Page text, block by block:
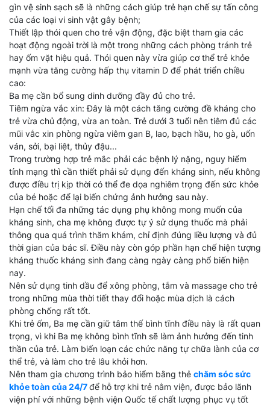
gìn vệ sinh sạch sẽ là những cách giúp trẻ hạn chế sự tấn công
của các loại vi sinh vật gây bệnh;
Thiết lập thói quen cho trẻ vận động, đặc biệt tham gia các
hoạt động ngoài trời là một trong những cách phòng tránh trẻ
hay ốm vặt hiệu quả. Thói quen này vừa giúp cơ thể trẻ khỏe
mạnh vừa tăng cường hấp thụ vitamin D để phát triển chiều
cao:
Ba mẹ cần bổ sung dinh dưỡng đầy đủ cho trẻ.
Tiêm ngừa vắc xin: Đây là một cách tăng cường đề kháng cho
trẻ vừa chủ động, vừa an toàn. Trẻ dưới 3 tuổi nên tiêm đủ các
mũi vắc xin phòng ngừa viêm gan B, lao, bạch hầu, ho gà, uốn
ván, sởi, bại liệt, thủy đậu...
Trong trường hợp trẻ mắc phải các bệnh lý nặng, nguy hiểm
tính mạng thì cần thiết phải sử dụng đến kháng sinh, nếu không
được điều trị kịp thời có thể đe dọa nghiêm trọng đến sức khỏe
của bé hoặc để lại biến chứng ảnh hưởng sau này.
Hạn chế tối đa những tác dụng phụ không mong muốn của
kháng sinh, cha mẹ không được tự ý sử dụng thuốc mà phải
thông qua quá trình thăm khám, chỉ định đúng liều lượng và đủ
thời gian của bác sĩ. Điều này còn góp phần hạn chế hiện tượng
kháng thuốc kháng sinh đang càng ngày càng phổ biến hiện
nay.
Nên sử dụng tinh dầu để xông phòng, tắm và massage cho trẻ
trong những mùa thời tiết thay đổi hoặc mùa dịch là cách
phòng chống rất tốt.
Khi trẻ ốm, Ba mẹ cần giữ tâm thế bình tĩnh điều này là rất quan
trọng, vì khi Ba mẹ không bình tĩnh sẽ làm ảnh hưởng đến tinh
thần của trẻ. Làm biến loạn các chức năng tự chữa lành của cơ
thể trẻ, và làm cho trẻ lâu khỏi hơn.
Nên tham gia chương trình bảo hiểm bằng thẻ chăm sóc sức
khỏe toàn của 24/7để hỗ trợ khi trẻ nằm viện, được bảo lãnh
viện phí với những bệnh viện Quốc tế chất lượng phục vụ tốt